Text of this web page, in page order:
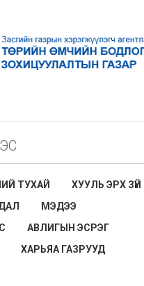
ТУХАЙ
ХУУЛЬ ЭРХ ЗҮЙ
МЭДЭЭ
АВЛИГЫН ЭСРЭГ
ХАРЬЯА ГАЗРУУД